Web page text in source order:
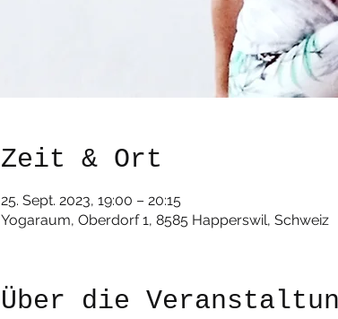
Zeit & Ort
25. Sept. 2023, 19:00 – 20:15
Yogaraum, Oberdorf 1, 8585 Happerswil, Schweiz
Über die